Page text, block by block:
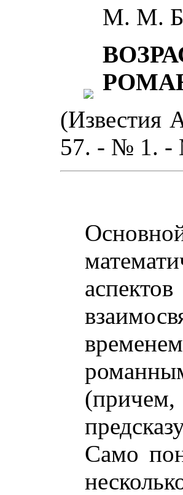
М. М.
(Известия
57. - № 1. -
(причем,
Само